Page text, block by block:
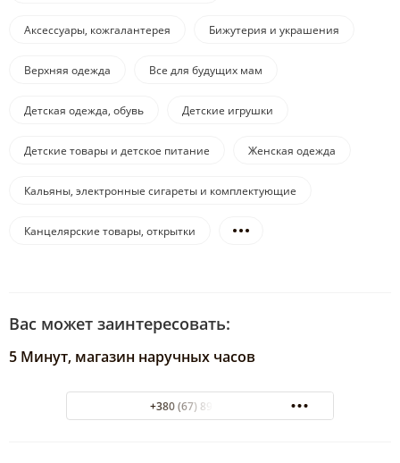
Аксессуары, кожгалантерея Бижутерия и украшения
Верхняя одежда Все для будущих мам
Детская одежда, обувь Детские игрушки
Детские товары и детское питание Женская одежда
Кальяны, электронные сигареты и комплектующие
Канцелярские товары, открытки
Вас может заинтересовать:
5 Минут, магазин наручных часов
+380 (67) 899-60-00